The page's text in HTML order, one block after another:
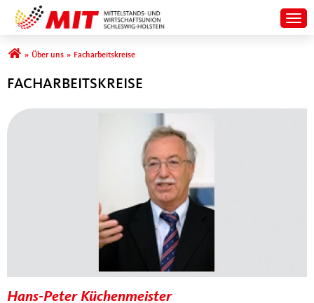
Sie sind hier
» Über uns » Facharbeitskreise
FACHARBEITSKREISE
Hans-Peter Küchenmeister